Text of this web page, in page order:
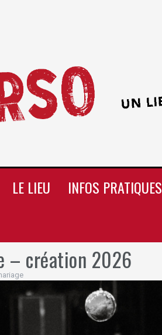
LE LIEU INFOS PRATIQUES
– création 2026